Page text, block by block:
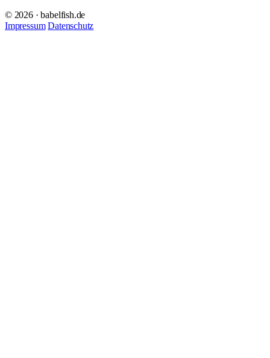
© 2026 · babelfish.de
Impressum Datenschutz